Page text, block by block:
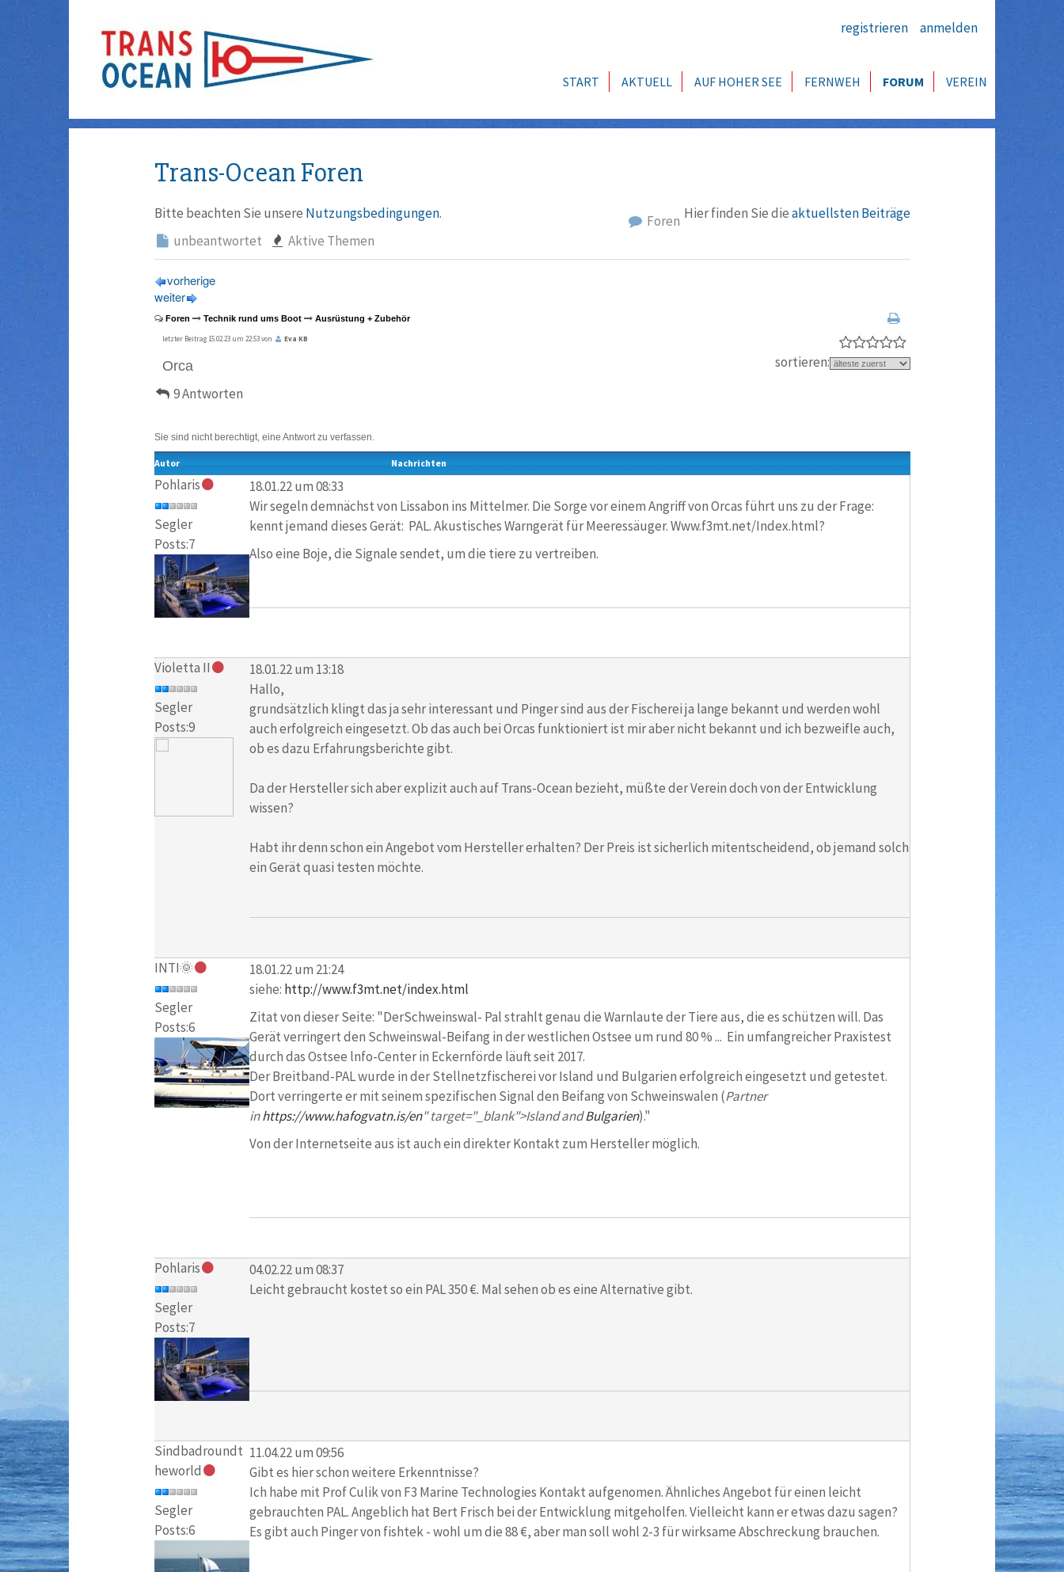
registrieren anmelden
START AKTUELL AUF HOHER SEE FERNWEH FORUM VEREIN
Trans-Ocean Foren
Bitte beachten Sie unsere Nutzungsbedingungen. Hier finden Sie dieaktuellsten Beiträge
Foren
unbeantwortet
Aktive Themen
vorherige
weiter
Foren Technik rund ums Boot Ausrüstung + Zubehör
letzter Beitrag 15.02.23 um 22:53 von Eva KB
Orca
9 Antworten
sortieren:
Sie sind nicht berechtigt, eine Antwort zu verfassen.
Autor Nachrichten
Pohlaris
Segler
Posts:7
18.01.22 um 08:33
Wir segeln demnächst von Lissabon ins Mittelmer. Die Sorge vor einem Angriff von Orcas führt uns zu der Frage:
kennt jemand dieses Gerät: PAL. Akustisches Warngerät für Meeressäuger. Www.f3mt.net/Index.html?
Also eine Boje, die Signale sendet, um die tiere zu vertreiben.
Violetta II
Segler
Posts:9
18.01.22 um 13:18
Hallo,
grundsätzlich klingt das ja sehr interessant und Pinger sind aus der Fischerei ja lange bekannt und werden wohl
auch erfolgreich eingesetzt. Ob das auch bei Orcas funktioniert ist mir aber nicht bekannt und ich bezweifle auch,
ob es dazu Erfahrungsberichte gibt.
Da der Hersteller sich aber explizit auch auf Trans-Ocean bezieht, müßte der Verein doch von der Entwicklung
wissen?
Habt ihr denn schon ein Angebot vom Hersteller erhalten? Der Preis ist sicherlich mitentscheidend, ob jemand solch
ein Gerät quasi testen möchte.
INTI🌞
Segler
Posts:6
18.01.22 um 21:24
siehe: http://www.f3mt.net/index.html
Zitat von dieser Seite: "DerSchweinswal- Pal strahlt genau die Warnlaute der Tiere aus, die es schützen will. Das
Gerät verringert den Schweinswal-Beifang in der westlichen Ostsee um rund 80 % ... Ein umfangreicher Praxistest
durch das Ostsee lnfo-Center in Eckernförde läuft seit 2017.
Der Breitband-PAL wurde in der Stellnetzfischerei vor Island und Bulgarien erfolgreich eingesetzt und getestet.
Dort verringerte er mit seinem spezifischen Signal den Beifang von Schweinswalen (Partner
inhttps://www.hafogvatn.is/en" target="_blank">Island andBulgarien)."
Von der Internetseite aus ist auch ein direkter Kontakt zum Hersteller möglich.
Pohlaris
Segler
Posts:7
04.02.22 um 08:37
Leicht gebraucht kostet so ein PAL 350 €. Mal sehen ob es eine Alternative gibt.
Sindbadroundt
heworld
Segler
Posts:6
11.04.22 um 09:56
Gibt es hier schon weitere Erkenntnisse?
Ich habe mit Prof Culik von F3 Marine Technologies Kontakt aufgenomen. Ähnliches Angebot für einen leicht
gebrauchten PAL. Angeblich hat Bert Frisch bei der Entwicklung mitgeholfen. Vielleicht kann er etwas dazu sagen?
Es gibt auch Pinger von fishtek - wohl um die 88 €, aber man soll wohl 2-3 für wirksame Abschreckung brauchen.